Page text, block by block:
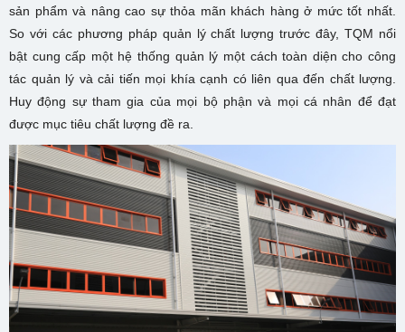
sản phẩm và nâng cao sự thỏa mãn khách hàng ở mức tốt nhất.
So với các phương pháp quản lý chất lượng trước đây, TQM nổi
bật cung cấp một hệ thống quản lý một cách toàn diện cho công
tác quản lý và cải tiến mọi khía cạnh có liên qua đến chất lượng.
Huy động sự tham gia của mọi bộ phận và mọi cá nhân để đạt
được mục tiêu chất lượng đề ra.